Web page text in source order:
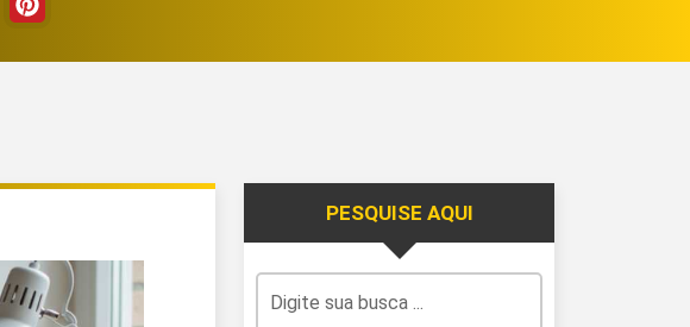
PESQUISE AQUI